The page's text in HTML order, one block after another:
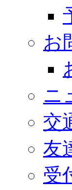
お
ニ
交
友
受